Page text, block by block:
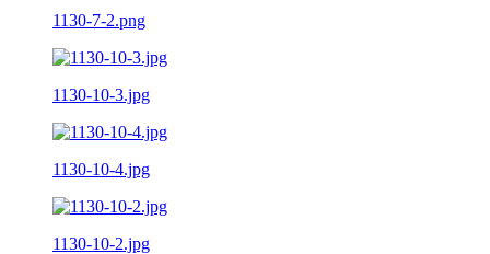
1130-7-2.png
1130-10-3.jpg
1130-10-4.jpg
1130-10-2.jpg